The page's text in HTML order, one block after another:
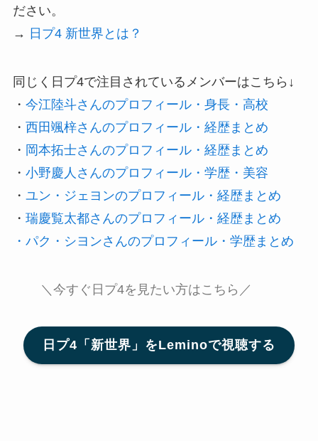
ださい。
→ 日プ4 新世界とは？
同じく日プ4で注目されているメンバーはこちら↓
・ 今江陸斗さんのプロフィール・身長・高校
・ 西田颯梓さんのプロフィール・経歴まとめ
・ 岡本拓士さんのプロフィール・経歴まとめ
・ 小野慶人さんのプロフィール・学歴・美容
・ ユン・ジェヨンのプロフィール・経歴まとめ
・ 瑞慶覧太都さんのプロフィール・経歴まとめ
・パク・シヨンさんのプロフィール・学歴まとめ
＼今すぐ日プ4を見たい方はこちら／
日プ4「新世界」をLeminoで視聴する